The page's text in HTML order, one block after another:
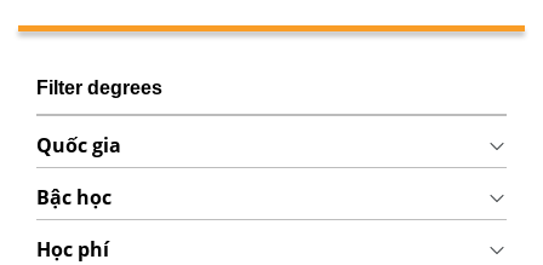
Filter degrees
Quốc gia
Bậc học
Học phí